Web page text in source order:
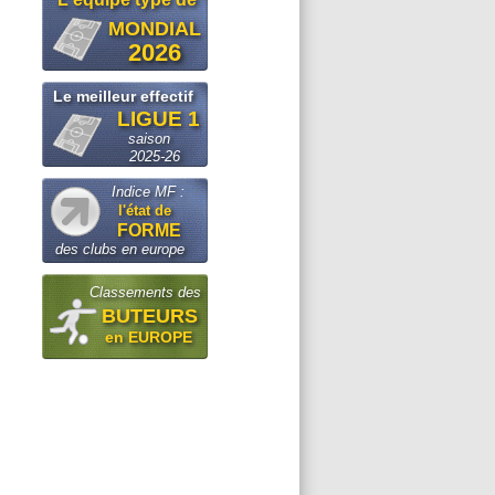
MONDIAL
2026
Le meilleur effectif
LIGUE 1
saison
2025-26
Indice MF :
l'état de
FORME
des clubs en europe
Classements des
BUTEURS
en EUROPE